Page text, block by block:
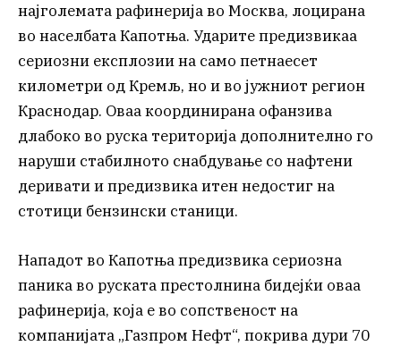
најголемата рафинерија во Москва, лоцирана
во населбата Капотња. Ударите предизвикаа
сериозни експлозии на само петнаесет
километри од Кремљ, но и во јужниот регион
Краснодар. Оваа координирана офанзива
длабоко во руска територија дополнително го
наруши стабилното снабдување со нафтени
деривати и предизвика итен недостиг на
стотици бензински станици.
Нападот во Капотња предизвика сериозна
паника во руската престолнина бидејќи оваа
рафинерија, која е во сопственост на
компанијата „Газпром Нефт“, покрива дури 70